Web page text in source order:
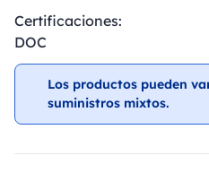
Certificaciones:
DOC
Los productos pueden
suministros mixtos.